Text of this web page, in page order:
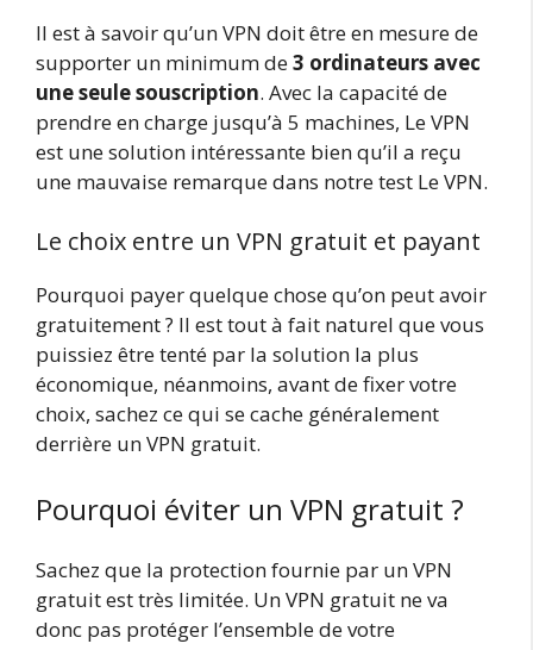
Il est à savoir qu’un VPN doit être en mesure de
supporter un minimum de3 ordinateurs avec
une seule souscription. Avec la capacité de
prendre en charge jusqu’à 5 machines, Le VPN
est une solution intéressante bien qu’il a reçu
une mauvaise remarque dans notre test Le VPN.
Le choix entre un VPN gratuit et payant
Pourquoi payer quelque chose qu’on peut avoir
gratuitement ? Il est tout à fait naturel que vous
puissiez être tenté par la solution la plus
économique, néanmoins, avant de fixer votre
choix, sachez ce qui se cache généralement
derrière un VPN gratuit.
Pourquoi éviter un VPN gratuit ?
Sachez que la protection fournie par un VPN
gratuit est très limitée. Un VPN gratuit ne va
donc pas protéger l’ensemble de votre